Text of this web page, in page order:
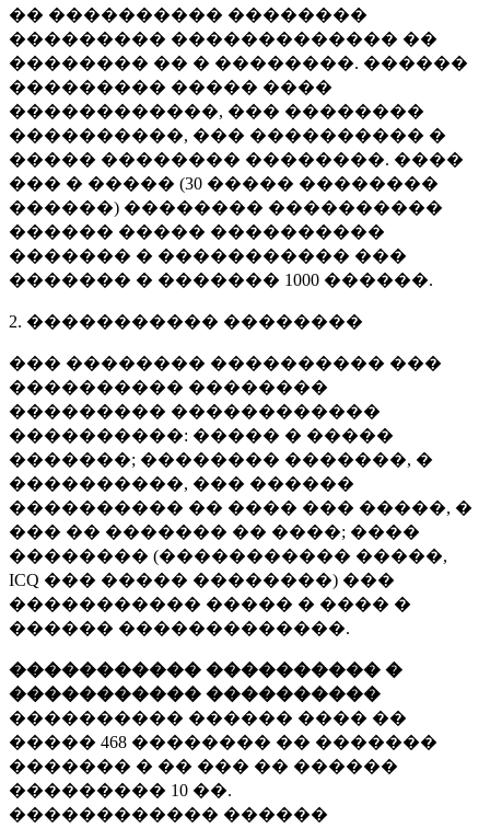
�� ���������� ��������
��������� ������������� ��
�������� �� � ��������. ������
��������� ����� ����
������������, ��� ��������
����������, ��� ���������� �
����� �������� ��������. ����
��� � ����� (30 ����� ��������
������) �������� ����������
������ ����� ����������
������� � ����������� ���
������� � ������� 1000 ������.
2. ����������� ��������
��� �������� ���������� ���
���������� ��������
��������� ������������
����������: ����� � �����
�������; �������� �������, �
����������, ��� ������
���������� �� ���� ��� �����, �
��� �� ������� �� ����; ����
�������� (����������� �����,
ICQ ��� ����� ��������) ���
����������� ����� � ���� �
������ �������������.
����������� ���������� �
����������� ����������
���������� ������ ���� ��
����� 468 �������� �� �������
������� � �� ��� �� ������
��������� 10 ��.
������������ ������